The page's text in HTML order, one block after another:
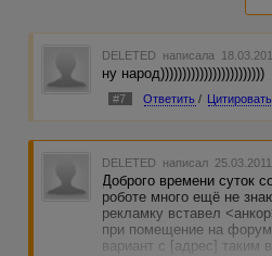
DELETED написала
ну народ))))))))))))))))))))))))
#7 Ответить / Цитировать
DELETED написал
Доброго времени суток
роботе много ещё не
рекламку вставел
при помещение на
вариант с [адрес] таким